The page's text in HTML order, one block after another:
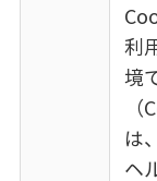
利
境
は
ヘ